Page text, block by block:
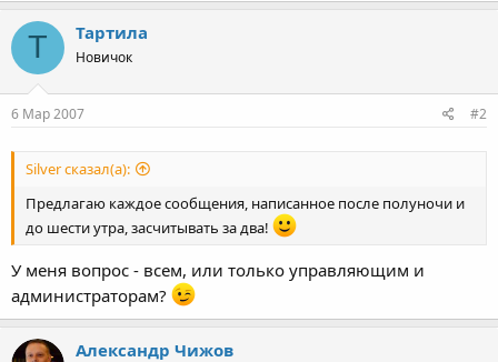
Т Тартила
Новичок
6 Мар 2007 #2
Silver сказал(а):
Предлагаю каждое сообщения, написанное после полуночи и
до шести утра, засчитывать за два!
У меня вопрос - всем, или только управляющим и
администраторам?
Александр Чижов